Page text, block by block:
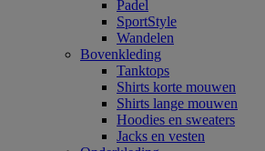
Padel
SportStyle
Wandelen
Bovenkleding
Tanktops
Shirts korte mouwen
Shirts lange mouwen
Hoodies en sweaters
Jacks en vesten